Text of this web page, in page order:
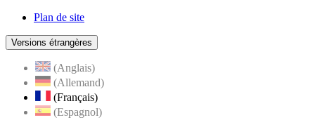
Plan de site
Versions étrangères
(Anglais)
(Allemand)
(Français)
(Espagnol)